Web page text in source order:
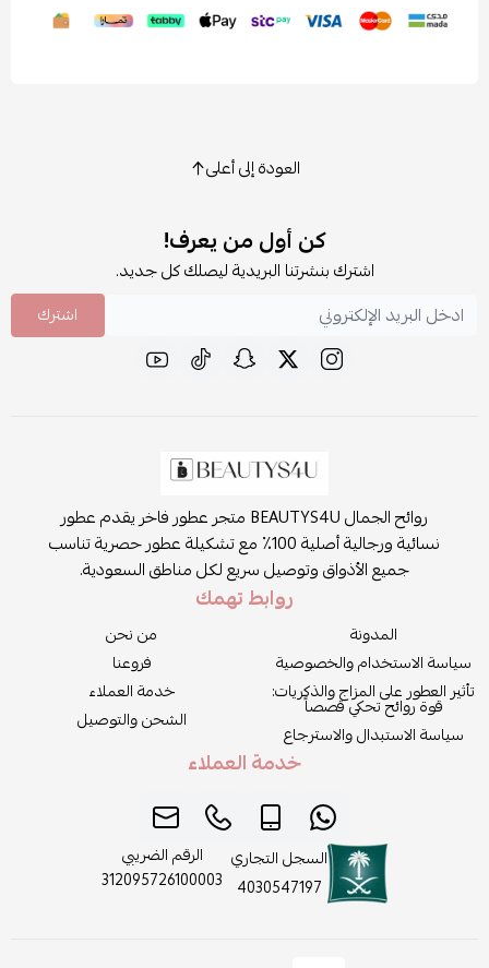
العودة إلى أعلى
كن أول من يعرف!
اشترك بنشرتنا البريدية ليصلك كل جديد.
اشترك
روائح الجمال BEAUTYS4U متجر عطور فاخر يقدم عطور
نسائية ورجالية أصلية 100٪ مع تشكيلة عطور حصرية تناسب
جميع الأذواق وتوصيل سريع لكل مناطق السعودية.
روابط تهمك
المدونة
سياسة الاستخدام والخصوصية
تأثير العطور على المزاج والذكريات:
قوة روائح تحكي قصصاً
سياسة الاستبدال والاسترجاع
من نحن
فروعنا
خدمة العملاء
الشحن والتوصيل
خدمة العملاء
السجل التجاري
4030547197
الرقم الضريبي
312095726100003